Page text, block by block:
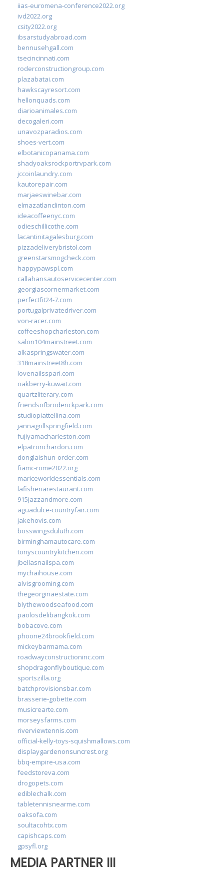
iias-euromena-conference2022.org
ivd2022.org
csity2022.org
ibsarstudyabroad.com
bennusehgall.com
tsecincinnati.com
roderconstructiongroup.com
plazabatai.com
hawkscayresort.com
hellonquads.com
diarioanimales.com
decogaleri.com
unavozparadios.com
shoes-vert.com
elbotanicopanama.com
shadyoaksrockportrvpark.com
jccoinlaundry.com
kautorepair.com
marjaeswinebar.com
elmazatlanclinton.com
ideacoffeenyc.com
odieschillicothe.com
lacantinitagalesburg.com
pizzadeliverybristol.com
greenstarsmogcheck.com
happypawspl.com
callahansautoservicecenter.com
georgiascornermarket.com
perfectfit24-7.com
portugalprivatedriver.com
von-racer.com
coffeeshopcharleston.com
salon104mainstreet.com
alkaspringswater.com
318mainstreet8h.com
lovenailsspari.com
oakberry-kuwait.com
quartzliterary.com
friendsofbroderickpark.com
studiopiattellina.com
jannagrillspringfield.com
fujiyamacharleston.com
elpatronchardon.com
donglaishun-order.com
fiamc-rome2022.org
mariceworldessentials.com
lafisheriarestaurant.com
915jazzandmore.com
aguadulce-countryfair.com
jakehovis.com
bosswingsduluth.com
birminghamautocare.com
tonyscountrykitchen.com
jbellasnailspa.com
mychaihouse.com
alvisgrooming.com
thegeorginaestate.com
blythewoodseafood.com
paolosdelibangkok.com
bobacove.com
phoone24brookfield.com
mickeybarmama.com
roadwayconstructioninc.com
shopdragonflyboutique.com
sportszilla.org
batchprovisionsbar.com
brasserie-gobette.com
musicrearte.com
morseysfarms.com
riverviewtennis.com
official-kelly-toys-squishmallows.com
displaygardenonsuncrest.org
bbq-empire-usa.com
feedstoreva.com
drogopets.com
ediblechalk.com
tabletennisnearme.com
oaksofa.com
soultacohtx.com
capishcaps.com
gpsyfl.org
MEDIA PARTNER III